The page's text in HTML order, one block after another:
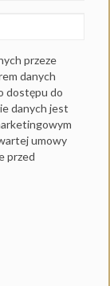
przeze
danych
dostępu do
danych jest
umowy
przed